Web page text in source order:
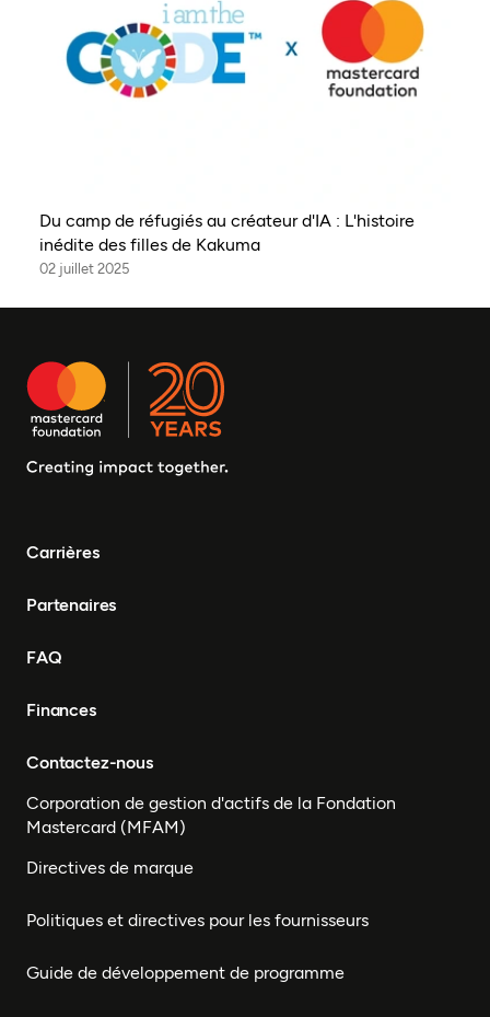
Du camp de réfugiés au créateur d'IA : L'histoire
inédite des filles de Kakuma
02 juillet 2025
Carrières
Partenaires
FAQ
Finances
Contactez-nous
Corporation de gestion d'actifs de la Fondation
Mastercard (MFAM)
Directives de marque
Politiques et directives pour les fournisseurs
Guide de développement de programme